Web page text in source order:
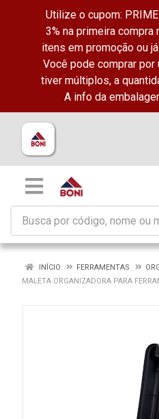
Utilize o cupom:
3% na primeira
itens em promoção ou
Você pode comprar
tiver múltiplos, a
A info da
INÍCIO FERRAMENTAS
MALETA ORGANIZADORA PARA